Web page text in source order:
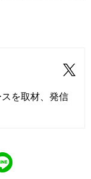
を取材、発信